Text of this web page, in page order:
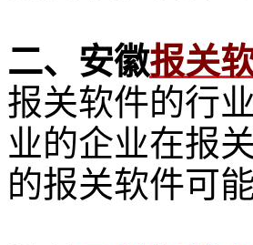
二、安徽报关
报关软件的行
业的企业在报
的报关软件可